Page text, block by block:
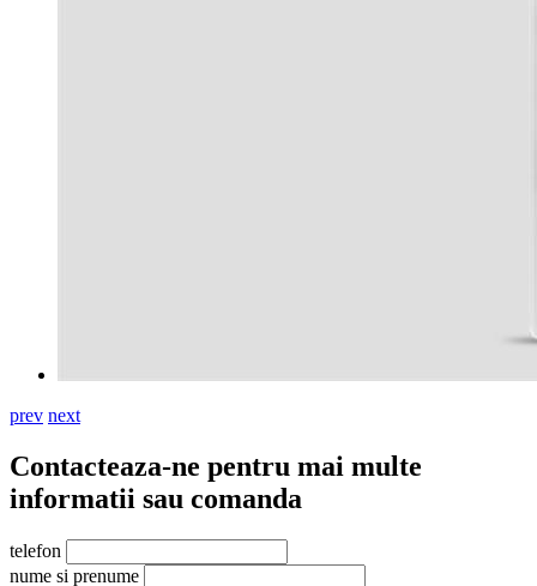
prev next
Contacteaza-ne pentru mai multe
informatii sau comanda
telefon
nume si prenume